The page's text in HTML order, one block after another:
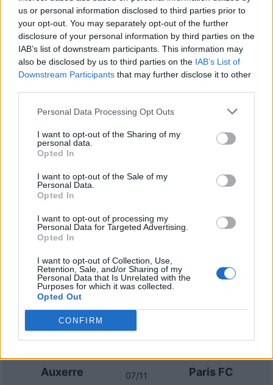
us or personal information disclosed to third parties prior to
your opt-out. You may separately opt-out of the further
disclosure of your personal information by third parties on the
IAB’s list of downstream participants. This information may
also be disclosed by us to third parties on the IAB’s List of
Downstream Participants that may further disclose it to other
Personal Data Processing Opt Outs
I want to opt-out of the Sharing of my
personal data.
Opted In
I want to opt-out of the Sale of my
Personal Data.
Opted In
I want to opt-out of processing my
Personal Data for Targeted Advertising.
Opted In
I want to opt-out of Collection, Use,
Retention, Sale, and/or Sharing of my
Personal Data that Is Unrelated with the
Purposes for which it was collected.
Opted Out
CONFIRM
Prossime partite Paris FC
Troyes 22/08 Paris FC
Paris FC 30/08 Nizza
Marsiglia 06/09 Paris FC
Paris FC
Paris FC Strasburgo
Lorient 10/10 Paris FC
Paris FC 17/10
Lens
Paris FC 31/10
Auxerre 07/11 Paris FC